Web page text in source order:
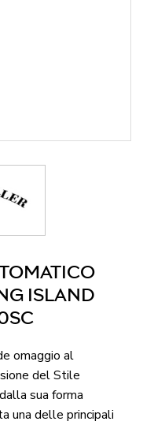
ISLAND
omaggio al
del Stile
sua forma
una delle principali